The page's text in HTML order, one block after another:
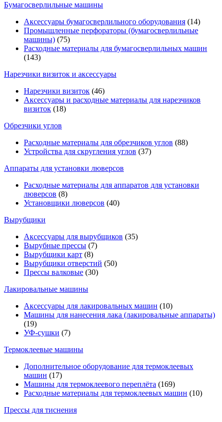
Бумагосверлильные машины
Аксессуары бумагосверлильного оборудования (14)
Промышленные перфораторы (бумагосверлильные
машины) (75)
Расходные материалы для бумагосверлильных машин
(143)
Нарезчики визиток и аксессуары
Нарезчики визиток (46)
Аксессуары и расходные материалы для нарезчиков
визиток (18)
Обрезчики углов
Расходные материалы для обрезчиков углов (88)
Устройства для скругления углов (37)
Аппараты для установки люверсов
Расходные материалы для аппаратов для установки
люверсов (8)
Установщики люверсов (40)
Вырубщики
Аксессуары для вырубщиков (35)
Вырубные прессы (7)
Вырубщики карт (8)
Вырубщики отверстий (50)
Прессы валковые (30)
Лакировальные машины
Аксессуары для лакировальных машин (10)
Машины для нанесения лака (лакировальные аппараты)
(19)
УФ-сушки (7)
Термоклеевые машины
Дополнительное оборудование для термоклеевых
машин (17)
Машины для термоклеевого переплёта (169)
Расходные материалы для термоклеевых машин (10)
Прессы для тиснения